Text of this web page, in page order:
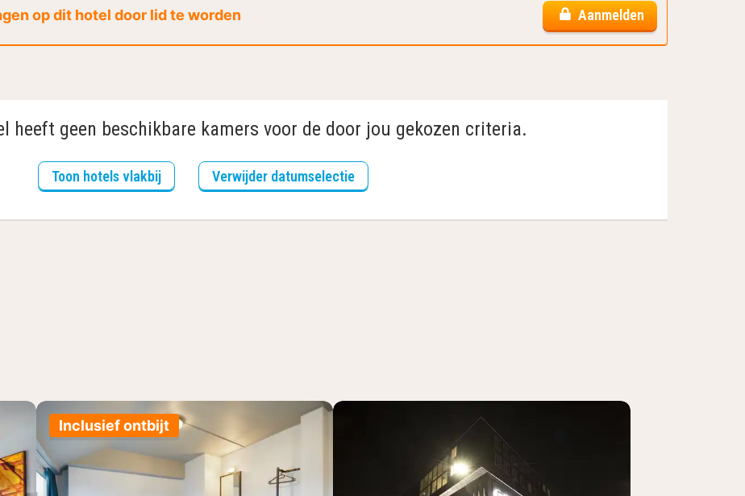
op dit hotel door lid te worden Aanmelden
heeft geen beschikbare kamers voor de door jou gekozen criteria.
Toon hotels vlakbij Verwijder datumselectie
Inclusief ontbijt